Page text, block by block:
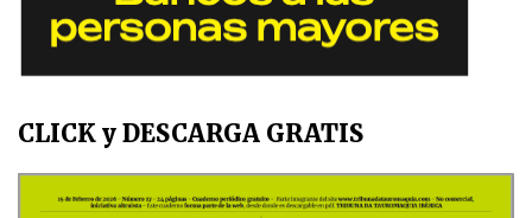
CLICK y DESCARGA GRATIS